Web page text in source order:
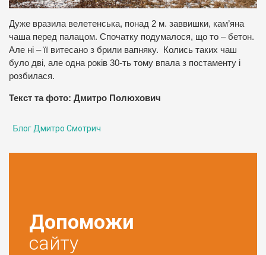
Дуже вразила велетенська, понад 2 м. заввишки, кам’яна
чаша перед палацом. Спочатку подумалося, що то – бетон.
Але ні – її витесано з брили вапняку. Колись таких чаш
було дві, але одна років 30-ть тому впала з постаменту і
розбилася.
Текст та фото: Дмитро Полюхович
Блог Дмитро Смотрич
Допоможи
сайту